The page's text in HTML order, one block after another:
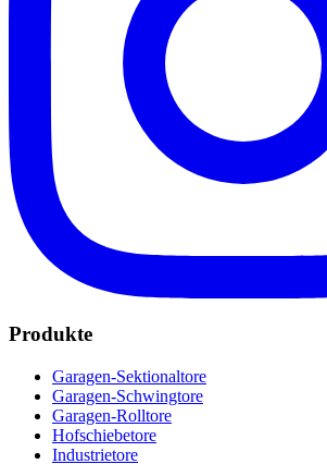
Produkte
Garagen-Sektionaltore
Garagen-Schwingtore
Garagen-Rolltore
Hofschiebetore
Industrietore